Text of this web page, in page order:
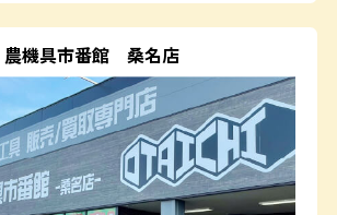
農機具市番館 桑名店